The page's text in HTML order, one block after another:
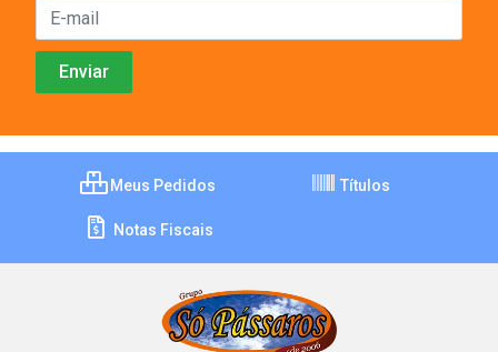
Meus Pedidos Títulos
Notas Fiscais